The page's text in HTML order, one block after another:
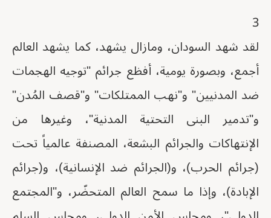
3
لقد شهد السودان، ومازال يشهد، كما يشهد العالم
أجمع، وبصورة يومية، أفظع جرائم "توجيه الهجمات
ضد المدنيين" و"نهب الممتلكات" و"قصف المُدن"
و"تدمير البنى التحتية المدنية"، وغيرها من
الإنتهاكات والجرائم البشعة، المصنفة عالمياً تحت
(جرائم الحرب)، و(الجرائم ضد الإنسانية)، و(جرائم
الإبادة)، وإذا ما سمح العالم المتحضّر، و"المجتمع